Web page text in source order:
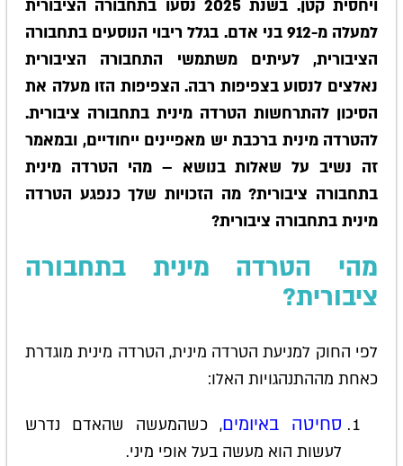
ויחסית קטן. בשנת 2025 נסעו בתחבורה הציבורית
למעלה מ-912 בני אדם. בגלל ריבוי הנוסעים בתחבורה
הציבורית, לעיתים משתמשי התחבורה הציבורית
נאלצים לנסוע בצפיפות רבה. הצפיפות הזו מעלה את
הסיכון להתרחשות הטרדה מינית בתחבורה ציבורית.
להטרדה מינית ברכבת יש מאפיינים ייחודיים, ובמאמר
זה נשיב על שאלות בנושא – מהי הטרדה מינית
בתחבורה ציבורית? מה הזכויות שלך כנפגע הטרדה
מינית בתחבורה ציבורית?
מהי הטרדה מינית בתחבורה
ציבורית?
לפי החוק למניעת הטרדה מינית, הטרדה מינית מוגדרת
כאחת מההתנהגויות האלו:
סחיטה באיומים, כשהמעשה שהאדם נדרש
לעשות הוא מעשה בעל אופי מיני.